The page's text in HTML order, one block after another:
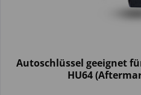
Autoschlüssel geeignet
HU64